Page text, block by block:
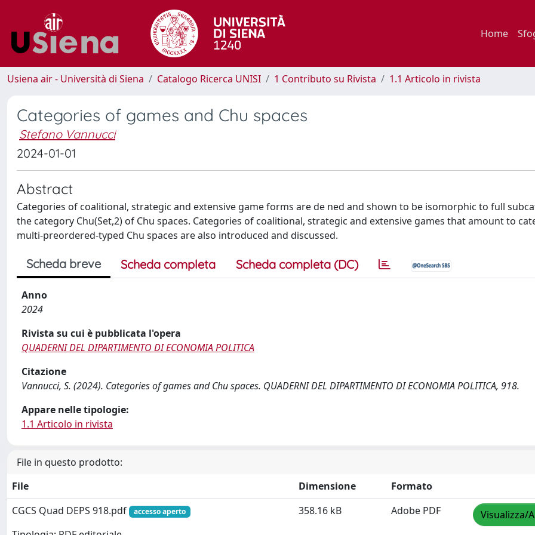
Home
Usiena air - Università di Siena Catalogo Ricerca UNISI 1 Contributo su Rivista 1.1 Articolo in rivista
Categories of games and Chu spaces
Stefano Vannucci
2024-01-01
Abstract
Categories of coalitional, strategic and extensive game forms are de ned and shown to be isomorphic to full
the category Chu(Set,2) of Chu spaces. Categories of coalitional, strategic and extensive games that amount to
multi-preordered-typed Chu spaces are also introduced and discussed.
Scheda breve Scheda completa Scheda completa (DC)
Anno
2024
Rivista su cui è pubblicata l'opera
QUADERNI DEL DIPARTIMENTO DI ECONOMIA POLITICA
Citazione
Vannucci, S. (2024). Categories of games and Chu spaces. QUADERNI DEL DIPARTIMENTO DI ECONOMIA POLITICA, 918.
Appare nelle tipologie:
1.1 Articolo in rivista
File in questo prodotto:
File
Dimensione
Formato
CGCS Quad DEPS 918.pdf
accesso aperto 358.16 kB Adobe PDF Visualizza/